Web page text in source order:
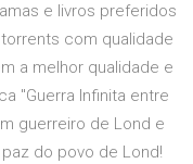
e livros preferidos
com qualidade
a melhor qualidade e
"Guerra Infinita entre
guerreiro de Lond e
do povo de Lond!